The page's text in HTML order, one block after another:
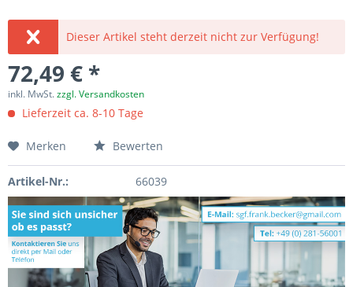
Dieser Artikel steht derzeit nicht zur Verfügung!
72,49 € *
inkl. MwSt.zzgl. Versandkosten
Lieferzeit ca. 8-10 Tage
Merken Bewerten
Artikel-Nr.: 66039